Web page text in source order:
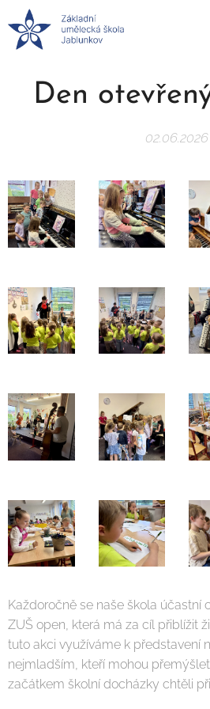
Den
02.06.2026
Každoročně se naše škola účastní
ZUŠ open, která má za cíl přiblížit
tuto akci využíváme k představení
nejmladším, kteří mohou
začátkem školní docházky chtěli